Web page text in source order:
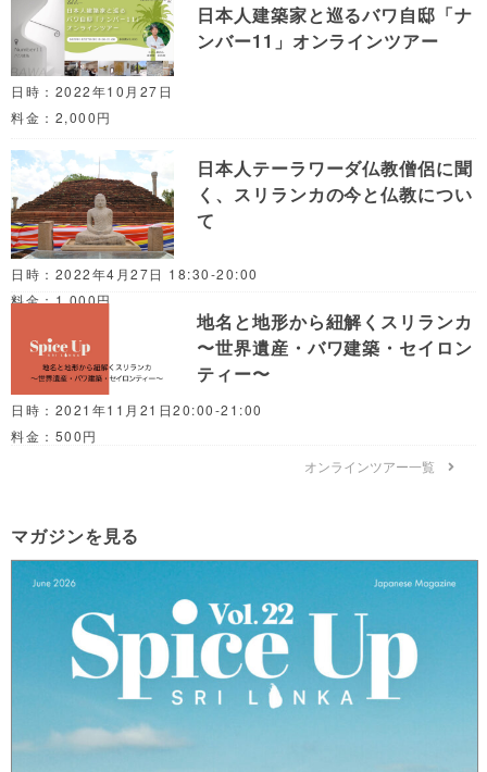
日本人建築家と巡るバワ自邸「ナ
ンバー11」オンラインツアー
日時：2022年10月27日
料金：2,000円
日本人テーラワーダ仏教僧侶に聞
く、スリランカの今と仏教につい
て
日時：2022年4月27日 18:30-20:00
料金：1,000円
地名と地形から紐解くスリランカ
〜世界遺産・バワ建築・セイロン
ティー〜
日時：2021年11月21日20:00-21:00
料金：500円
オンラインツアー一覧
マガジンを見る